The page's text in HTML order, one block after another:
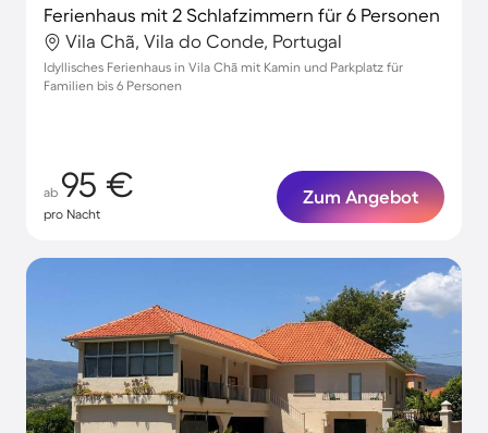
Ferienhaus mit 2 Schlafzimmern für 6 Personen
Vila Chã, Vila do Conde, Portugal
Idyllisches Ferienhaus in Vila Chã mit Kamin und Parkplatz für
Familien bis 6 Personen
ab 95 €
pro Nacht
Zum Angebot